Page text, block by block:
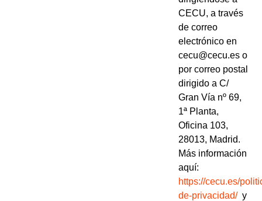
CECU, a través
de correo
electrónico en
cecu@cecu.es o
por correo postal
dirigido a C/
Gran Vía nº 69,
1ª Planta,
Oficina 103,
28013, Madrid.
Más información
aquí:
https://cecu.es/
de-privacidad/y